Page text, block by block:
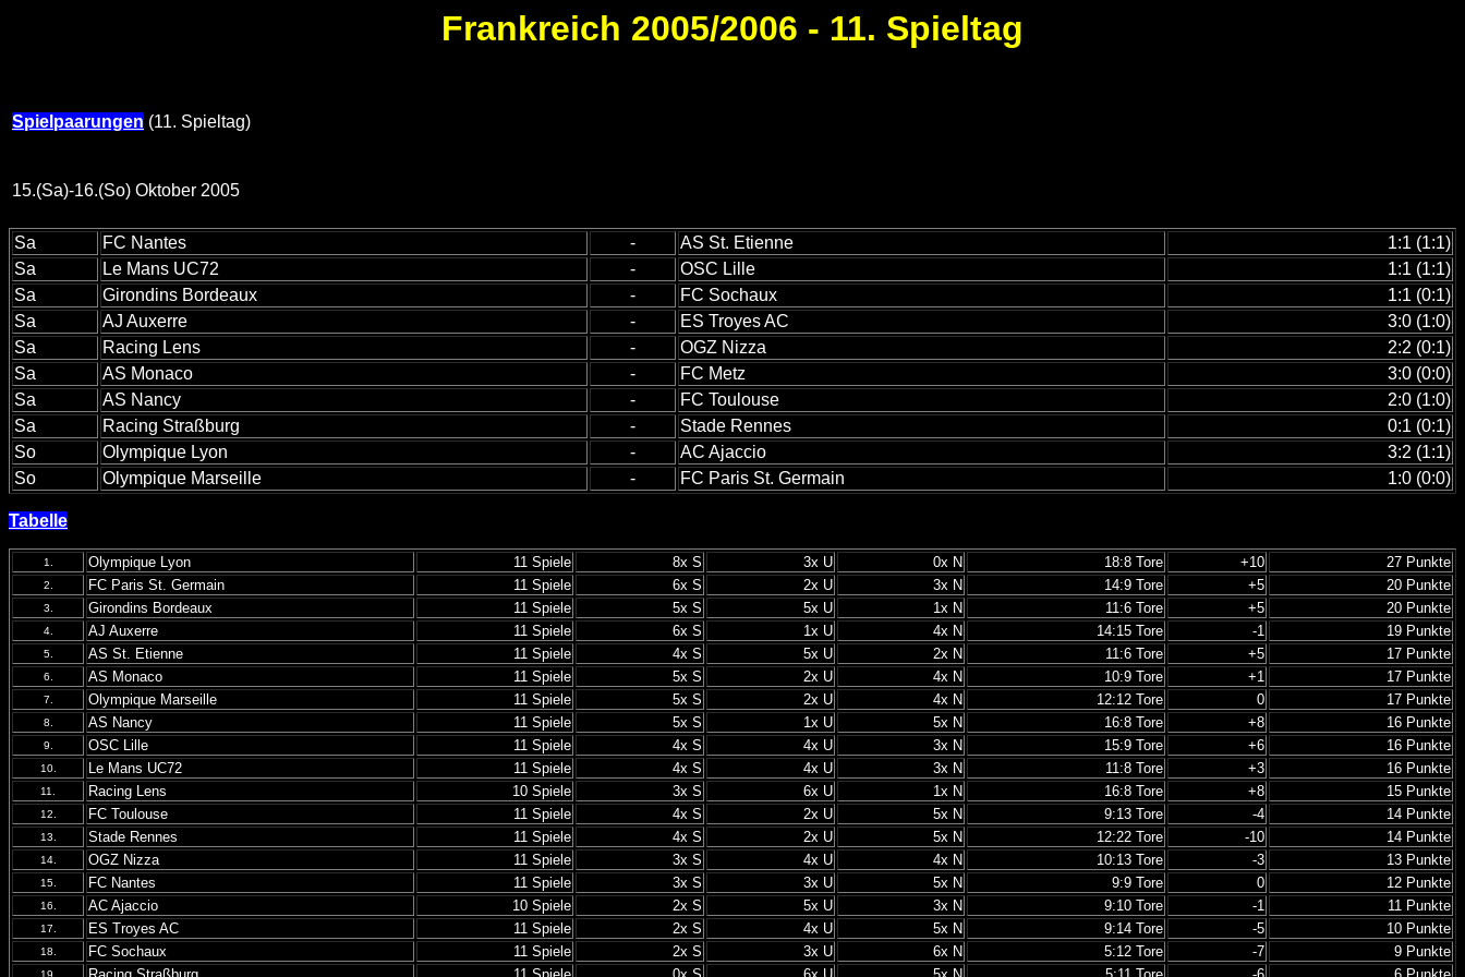
Frankreich 2005/2006 - 11. Spieltag
Spielpaarungen (11. Spieltag)
15.(Sa)-16.(So) Oktober 2005
Sa FC Nantes - AS St. Etienne
1:1 (1:1)
Sa
Le Mans UC72 - OSC Lille
1:1 (1:1)
Sa
Girondins Bordeaux - FC Sochaux
1:1 (0:1)
Sa
AJ Auxerre - ES Troyes AC
3:0 (1:0)
Sa
Racing Lens - OGZ Nizza
2:2 (0:1)
Sa
AS Monaco - FC Metz
3:0 (0:0)
Sa
AS Nancy - FC Toulouse
2:0 (1:0)
Sa
Racing Straßburg - Stade Rennes
0:1 (0:1)
So
Olympique Lyon - AC Ajaccio
3:2 (1:1)
So
Olympique Marseille - FC Paris St. Germain 1:0 (0:0)
Tabelle
1. Olympique Lyon 11 Spiele 8x S 3x U 0x N 18:8 Tore +10 27 Punkte
2. FC Paris St. Germain 11 Spiele 6x S 2x U 3x N 14:9 Tore +5 20 Punkte
3. Girondins Bordeaux 11 Spiele 5x S 5x U 1x N 11:6 Tore +5 20 Punkte
4. AJ Auxerre 11 Spiele 6x S 1x U 4x N 14:15 Tore -1 19 Punkte
5. AS St. Etienne 11 Spiele 4x S 5x U 2x N 11:6 Tore +5 17 Punkte
6. AS Monaco 11 Spiele 5x S 2x U 4x N 10:9 Tore +1 17 Punkte
7. Olympique Marseille 11 Spiele 5x S 2x U 4x N 12:12 Tore 0 17 Punkte
8. AS Nancy 11 Spiele 5x S 1x U 5x N 16:8 Tore +8 16 Punkte
9. OSC Lille 11 Spiele 4x S 4x U 3x N 15:9 Tore +6 16 Punkte
10. Le Mans UC72 11 Spiele 4x S 4x U 3x N 11:8 Tore +3 16 Punkte
11. Racing Lens 10 Spiele 3x S 6x U 1x N 16:8 Tore +8 15 Punkte
12. FC Toulouse 11 Spiele 4x S 2x U 5x N 9:13 Tore -4 14 Punkte
13. Stade Rennes 11 Spiele 4x S 2x U 5x N 12:22 Tore -10 14 Punkte
14. OGZ Nizza 11 Spiele 3x S 4x U 4x N 10:13 Tore -3 13 Punkte
15. FC Nantes 11 Spiele 3x S 3x U 5x N 9:9 Tore 0 12 Punkte
16. AC Ajaccio 10 Spiele 2x S 5x U 3x N 9:10 Tore -1 11 Punkte
17. ES Troyes AC 11 Spiele 2x S 4x U 5x N 9:14 Tore -5 10 Punkte
18. FC Sochaux 11 Spiele 2x S 3x U 6x N 5:12 Tore -7 9 Punkte